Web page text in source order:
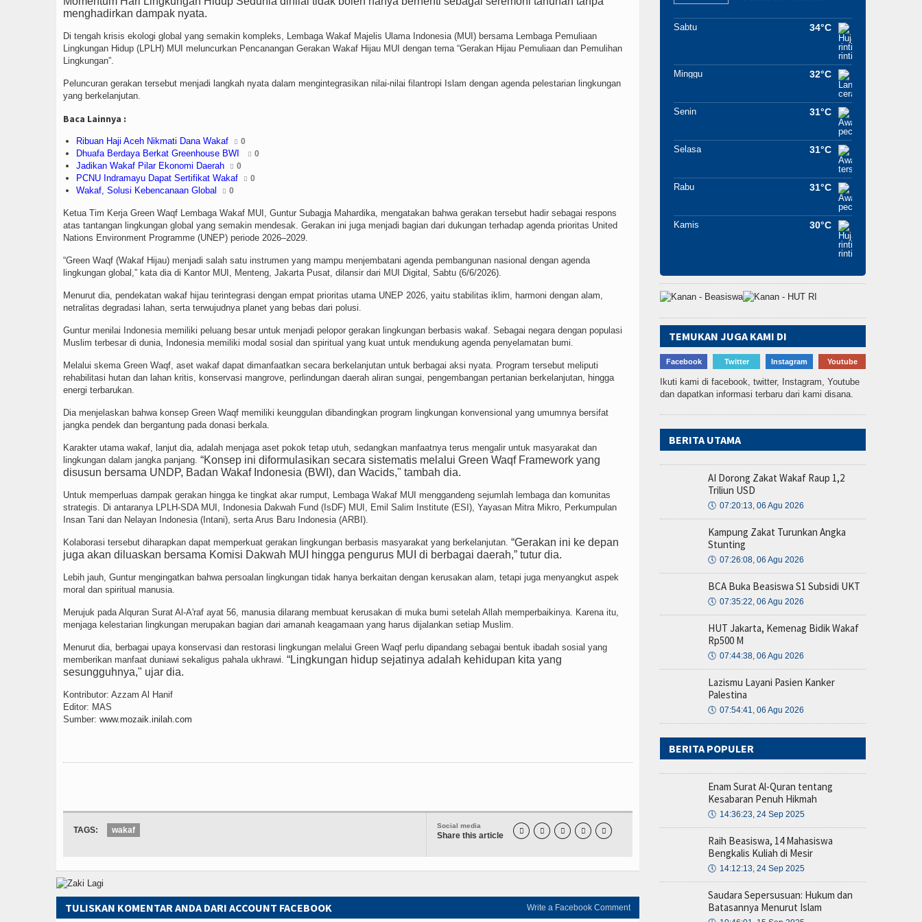
menghadirkan dampak nyata.
Di tengah krisis ekologi global yang semakin kompleks, Lembaga Wakaf Majelis Ulama Indonesia (MUI) bersama Lembaga Pemuliaan
Lingkungan Hidup (LPLH) MUI meluncurkan Pencanangan Gerakan Wakaf Hijau MUI dengan tema “Gerakan Hijau Pemuliaan dan Pemulihan
Lingkungan”.
Peluncuran gerakan tersebut menjadi langkah nyata dalam mengintegrasikan nilai-nilai filantropi Islam dengan agenda pelestarian lingkungan
yang berkelanjutan.
Baca Lainnya :
Ribuan Haji Aceh Nikmati Dana Wakaf 0
Dhuafa Berdaya Berkat Greenhouse BWI 0
Jadikan Wakaf Pilar Ekonomi Daerah 0
PCNU Indramayu Dapat Sertifikat Wakaf 0
Wakaf, Solusi Kebencanaan Global 0
Ketua Tim Kerja Green Waqf Lembaga Wakaf MUI, Guntur Subagja Mahardika, mengatakan bahwa gerakan tersebut hadir sebagai respons
atas tantangan lingkungan global yang semakin mendesak. Gerakan ini juga menjadi bagian dari dukungan terhadap agenda prioritas United
Nations Environment Programme (UNEP) periode 2026–2029.
“Green Waqf (Wakaf Hijau) menjadi salah satu instrumen yang mampu menjembatani agenda pembangunan nasional dengan agenda
lingkungan global,” kata dia di Kantor MUI, Menteng, Jakarta Pusat, dilansir dari MUI Digital, Sabtu (6/6/2026).
Menurut dia, pendekatan wakaf hijau terintegrasi dengan empat prioritas utama UNEP 2026, yaitu stabilitas iklim, harmoni dengan alam,
netralitas degradasi lahan, serta terwujudnya planet yang bebas dari polusi.
Guntur menilai Indonesia memiliki peluang besar untuk menjadi pelopor gerakan lingkungan berbasis wakaf. Sebagai negara dengan populasi
Muslim terbesar di dunia, Indonesia memiliki modal sosial dan spiritual yang kuat untuk mendukung agenda penyelamatan bumi.
Melalui skema Green Waqf, aset wakaf dapat dimanfaatkan secara berkelanjutan untuk berbagai aksi nyata. Program tersebut meliputi
rehabilitasi hutan dan lahan kritis, konservasi mangrove, perlindungan daerah aliran sungai, pengembangan pertanian berkelanjutan, hingga
energi terbarukan.
Dia menjelaskan bahwa konsep Green Waqf memiliki keunggulan dibandingkan program lingkungan konvensional yang umumnya bersifat
jangka pendek dan bergantung pada donasi berkala.
Karakter utama wakaf, lanjut dia, adalah menjaga aset pokok tetap utuh, sedangkan manfaatnya terus mengalir untuk masyarakat dan
lingkungan dalam jangka panjang. “Konsep ini diformulasikan secara sistematis melalui Green Waqf Framework yang
disusun bersama UNDP, Badan Wakaf Indonesia (BWI), dan Wacids," tambah dia.
Untuk memperluas dampak gerakan hingga ke tingkat akar rumput, Lembaga Wakaf MUI menggandeng sejumlah lembaga dan komunitas
strategis. Di antaranya LPLH-SDA MUI, Indonesia Dakwah Fund (IsDF) MUI, Emil Salim Institute (ESI), Yayasan Mitra Mikro, Perkumpulan
Insan Tani dan Nelayan Indonesia (Intani), serta Arus Baru Indonesia (ARBI).
Kolaborasi tersebut diharapkan dapat memperkuat gerakan lingkungan berbasis masyarakat yang berkelanjutan. “Gerakan ini ke depan
juga akan diluaskan bersama Komisi Dakwah MUI hingga pengurus MUI di berbagai daerah,” tutur dia.
Lebih jauh, Guntur mengingatkan bahwa persoalan lingkungan tidak hanya berkaitan dengan kerusakan alam, tetapi juga menyangkut aspek
moral dan spiritual manusia.
Merujuk pada Alquran Surat Al-A'raf ayat 56, manusia dilarang membuat kerusakan di muka bumi setelah Allah memperbaikinya. Karena itu,
menjaga kelestarian lingkungan merupakan bagian dari amanah keagamaan yang harus dijalankan setiap Muslim.
Menurut dia, berbagai upaya konservasi dan restorasi lingkungan melalui Green Waqf perlu dipandang sebagai bentuk ibadah sosial yang
memberikan manfaat duniawi sekaligus pahala ukhrawi. “Lingkungan hidup sejatinya adalah kehidupan kita yang
sesungguhnya," ujar dia.
Kontributor: Azzam Al Hanif
Editor: MAS
Sumber: www.mozaik.inilah.com
Social media
Share this article     
TAGS: wakaf
Write a Facebook Comment
TULISKAN KOMENTAR ANDA DARI ACCOUNT FACEBOOK
Sabtu 34°C
Minggu 32°C
Senin 31°C
Selasa 31°C
Rabu 31°C
Kamis 30°C
TEMUKAN JUGA KAMI DI
Facebook Twitter Instagram Youtube
Ikuti kami di facebook, twitter, Instagram, Youtube
dan dapatkan informasi terbaru dari kami disana.
BERITA UTAMA
AI Dorong Zakat Wakaf Raup 1,2
Triliun USD
🕔 07:20:13, 06 Agu 2026
Kampung Zakat Turunkan Angka
Stunting
🕔 07:26:08, 06 Agu 2026
BCA Buka Beasiswa S1 Subsidi UKT
🕔 07:35:22, 06 Agu 2026
HUT Jakarta, Kemenag Bidik Wakaf
Rp500 M
🕔 07:44:38, 06 Agu 2026
Lazismu Layani Pasien Kanker
Palestina
🕔 07:54:41, 06 Agu 2026
BERITA POPULER
Enam Surat Al-Quran tentang
Kesabaran Penuh Hikmah
🕔 14:36:23, 24 Sep 2025
Raih Beasiswa, 14 Mahasiswa
Bengkalis Kuliah di Mesir
🕔 14:12:13, 24 Sep 2025
Saudara Sepersusuan: Hukum dan
Batasannya Menurut Islam